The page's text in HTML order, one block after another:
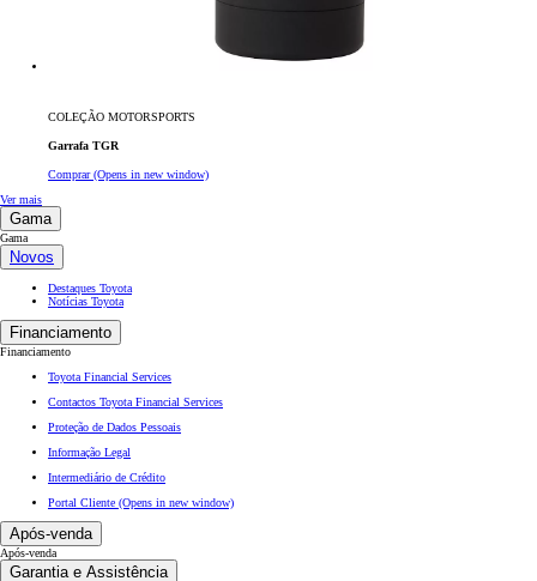
COLEÇÃO MOTORSPORTS
Garrafa TGR
Comprar(Opens in new window)
Ver mais
Gama
Gama
Novos
Destaques Toyota
Notícias Toyota
Financiamento
Financiamento
Toyota Financial Services
Contactos Toyota Financial Services
Proteção de Dados Pessoais
Informação Legal
Intermediário de Crédito
Portal Cliente (Opens in new window)
Após-venda
Após-venda
Garantia e Assistência